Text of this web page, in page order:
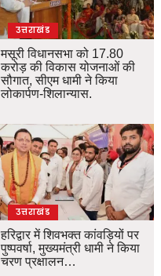
उत्तराखंड
मसूरी विधानसभा को 17.80
करोड़ की विकास योजनाओं की
सौगात, सीएम धामी ने किया
लोकार्पण-शिलान्यास.
उत्तराखंड
हरिद्वार में शिवभक्त कांवड़ियों पर
पुष्पवर्षा, मुख्यमंत्री धामी ने किया
चरण प्रक्षालन…